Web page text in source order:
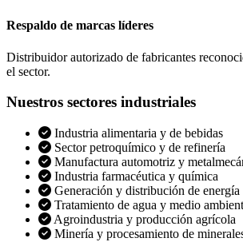
Respaldo de marcas líderes
Distribuidor autorizado de fabricantes
el sector.
Nuestros sectores industriales
Industria alimentaria y de bebidas
Sector petroquímico y de refinería
Manufactura automotriz y
Industria farmacéutica y química
Generación y distribución de energía
Tratamiento de agua y medio
Agroindustria y producción agrícola
Minería y procesamiento de